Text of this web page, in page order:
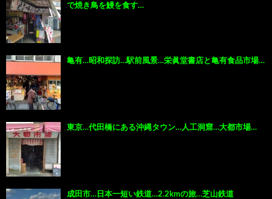
で焼き鳥を鰻を食す…
亀有…昭和探訪…駅前風景…栄眞堂書店と亀有食品市場…
東京…代田橋にある沖縄タウン…人工洞窟…大都市場…
成田市…日本一短い鉄道…2.2kmの旅…芝山鉄道